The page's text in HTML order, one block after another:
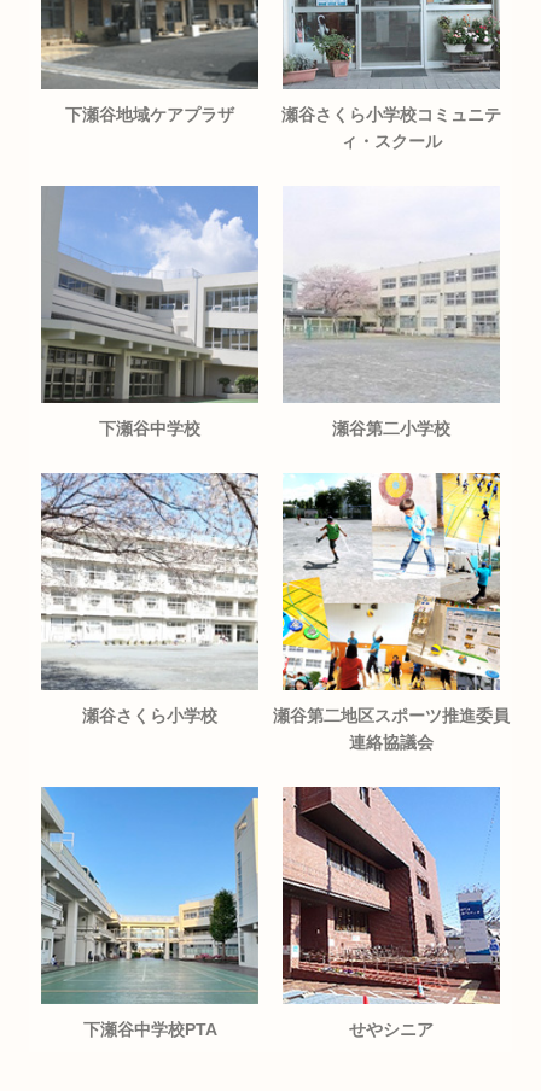
下瀬谷地域ケアプラザ
瀬谷さくら小学校コミュニテ
ィ・スクール
下瀬谷中学校 瀬谷第二小学校
瀬谷さくら小学校
瀬谷第二地区スポーツ推進委員
連絡協議会
下瀬谷中学校PTA せやシニア